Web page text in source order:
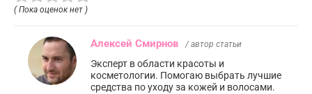
( Пока оценок нет )
Алексей Смирнов / автор статьи
Эксперт в области красоты и
косметологии. Помогаю выбрать лучшие
средства по уходу за кожей и волосами.